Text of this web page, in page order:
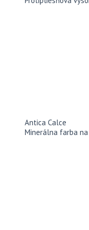
Antica Calce
Minerálna farba